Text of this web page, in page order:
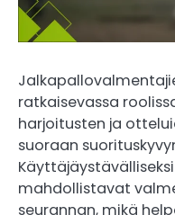
ratkaisevassa
harjoitusten ja
suoraan
mahdollistavat
seurannan, mikä